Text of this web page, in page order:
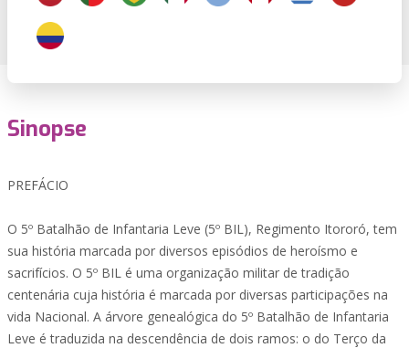
Sinopse
PREFÁCIO
O 5º Batalhão de Infantaria Leve (5º BIL), Regimento Itororó, tem
sua história marcada por diversos episódios de heroísmo e
sacrifícios. O 5º BIL é uma organização militar de tradição
centenária cuja história é marcada por diversas participações na
vida Nacional. A árvore genealógica do 5º Batalhão de Infantaria
Leve é traduzida na descendência de dois ramos: o do Terço da